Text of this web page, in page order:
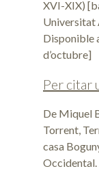
XVI-XIX)
Universitat
Disponible
d’octubre]
Per citar
De Miquel
Torrent,
casa
Occidental.